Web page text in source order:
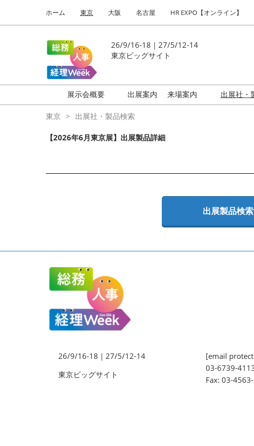
キ
プ
し
て
進
to
ホーム 東京 大阪 名古屋 HR EXPO【オンライン】
26/9/16-18｜27/5/12-14
東京ビッグサイト
展示会概要
働き方改革 EXPO
【9月より】バックオフィス
AIエージェント EXPO
【9月】展示会概要
出展案内
来場案内
出展社・
東京 出展社・製品検索
【2026年6月東京展】出展製品詳細
出展製品検
26/9/16-18｜27/5/12-14
東京ビッグサイト
[email
03-6739-
Fax: 03-